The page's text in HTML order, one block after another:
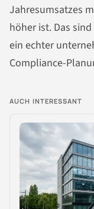
Jahresumsatzes
höher ist. Das
ein echter
Compliance-
AUCH INTERESSANT